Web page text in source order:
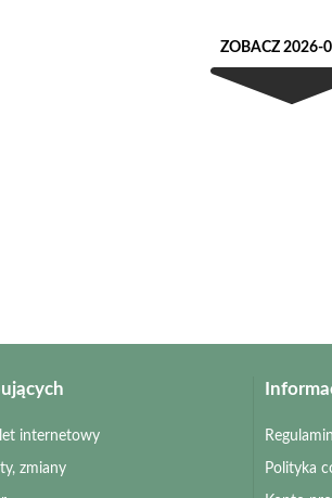
ZOBACZ 2026-
internetowy
zmiany Polityka